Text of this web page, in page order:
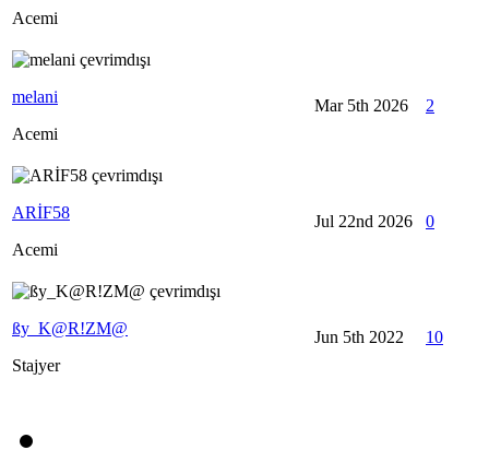
Acemi
melani
Acemi
Mar 5th 2026 2
ARİF58
Acemi
Jul 22nd 2026 0
ßy_K@R!ZM@
Stajyer
Jun 5th 2022 10